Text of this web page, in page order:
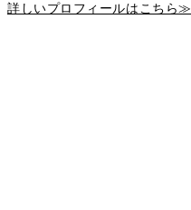
詳しいプロフィールはこちら≫